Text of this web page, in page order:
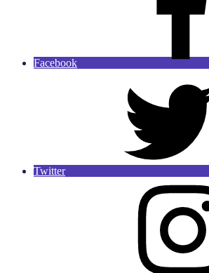
Facebook
Twitter